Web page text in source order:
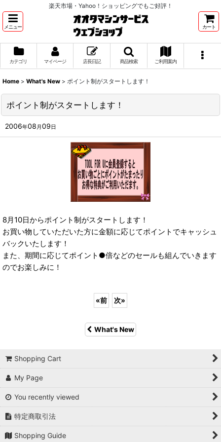
楽天市場・Yahoo！ショッピングでもご好評！
メニュー カート
カテゴリ マイページ 店長日記 商品検索 ご利用案内
Home > What's New > ポイント制がスタートします！
ポイント制がスタートします！
2006年08 月09日
8月10日からポイント制がスタートします！
お買い物していただいた方に金額に応じてポイントでキャッシュ
バックいたします！
また、期間に応じてポイント●倍などのセールも組んでいきます
のでお楽しみに！
«前 次»
What's New
Shopping Cart
My Page
You recently viewed
特定商取引法
Shopping Guide